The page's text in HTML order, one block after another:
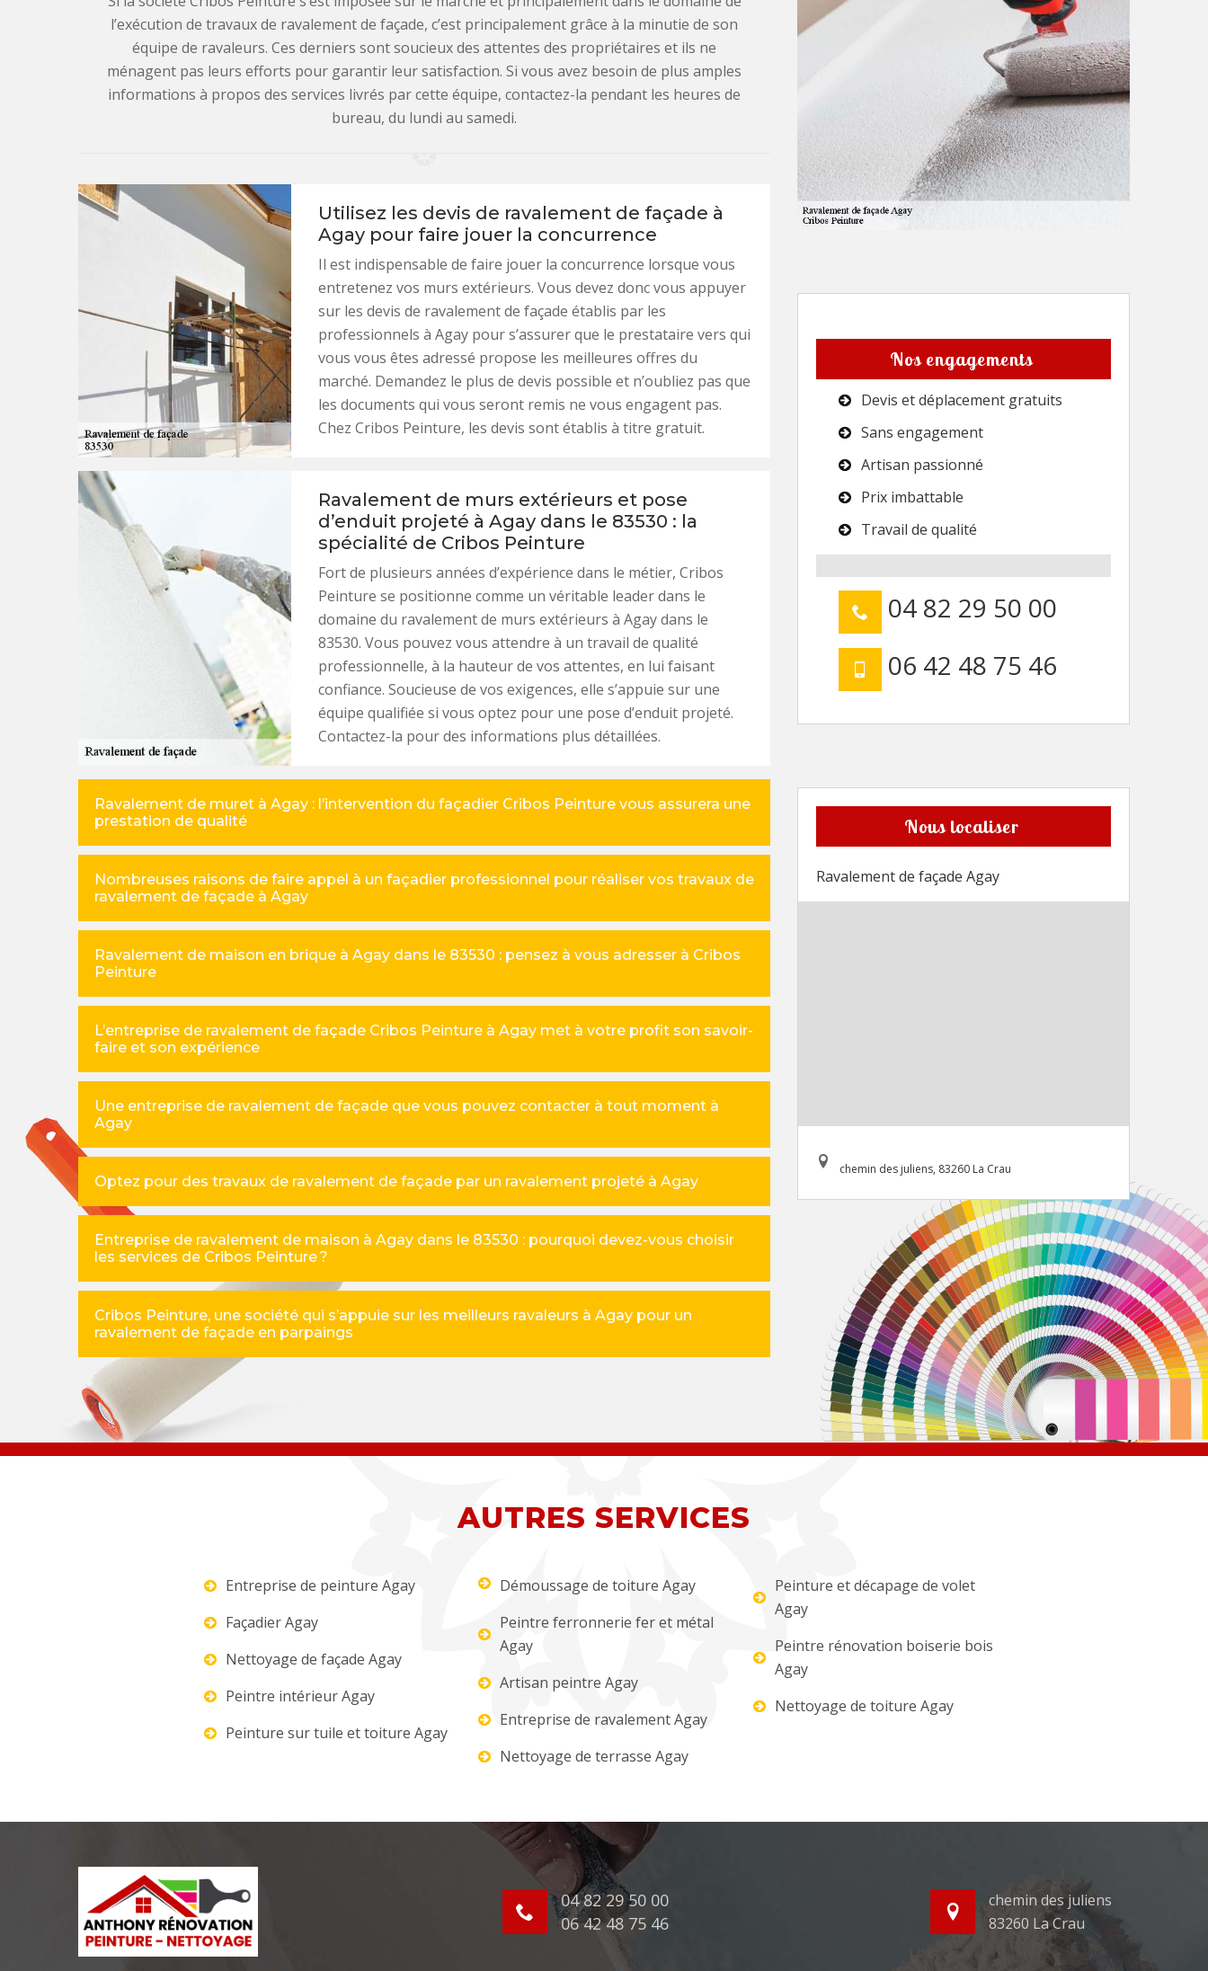
l’exécution de travaux de ravalement de façade, c’est principalement grâce à la minutie de son
équipe de ravaleurs. Ces derniers sont soucieux des attentes des propriétaires et ils ne
ménagent pas leurs efforts pour garantir leur satisfaction. Si vous avez besoin de plus amples
informations à propos des services livrés par cette équipe, contactez-la pendant les heures de
bureau, du lundi au samedi.
Utilisez les devis de ravalement de façade à
Agay pour faire jouer la concurrence
Il est indispensable de faire jouer la concurrence lorsque vous
entretenez vos murs extérieurs. Vous devez donc vous appuyer
sur les devis de ravalement de façade établis par les
professionnels à Agay pour s’assurer que le prestataire vers qui
vous vous êtes adressé propose les meilleures offres du
marché. Demandez le plus de devis possible et n’oubliez pas que
les documents qui vous seront remis ne vous engagent pas.
Chez Cribos Peinture, les devis sont établis à titre gratuit.
Ravalement de murs extérieurs et pose
d’enduit projeté à Agay dans le 83530 : la
spécialité de Cribos Peinture
Fort de plusieurs années d’expérience dans le métier, Cribos
Peinture se positionne comme un véritable leader dans le
domaine du ravalement de murs extérieurs à Agay dans le
83530. Vous pouvez vous attendre à un travail de qualité
professionnelle, à la hauteur de vos attentes, en lui faisant
confiance. Soucieuse de vos exigences, elle s’appuie sur une
équipe qualifiée si vous optez pour une pose d’enduit projeté.
Contactez-la pour des informations plus détaillées.
Ravalement de muret à Agay : l’intervention du façadier Cribos Peinture vous assurera une
prestation de qualité
Nombreuses raisons de faire appel à un façadier professionnel pour réaliser vos travaux de
ravalement de façade à Agay
Ravalement de maison en brique à Agay dans le 83530 : pensez à vous adresser à Cribos
Peinture
L’entreprise de ravalement de façade Cribos Peinture à Agay met à votre profit son savoir-
faire et son expérience
Une entreprise de ravalement de façade que vous pouvez contacter à tout moment à
Agay
Optez pour des travaux de ravalement de façade par un ravalement projeté à Agay
Entreprise de ravalement de maison à Agay dans le 83530 : pourquoi devez-vous choisir
les services de Cribos Peinture ?
Cribos Peinture, une société qui s’appuie sur les meilleurs ravaleurs à Agay pour un
ravalement de façade en parpaings
Nos engagements
Devis et déplacement gratuits
Sans engagement
Artisan passionné
Prix imbattable
Travail de qualité
04 82 29 50 00
06 42 48 75 46
Nous localiser
Ravalement de façade Agay
chemin des juliens, 83260 La Crau
AUTRES SERVICES
Entreprise de peinture Agay
Façadier Agay
Nettoyage de façade Agay
Peintre intérieur Agay
Peinture sur tuile et toiture Agay
Démoussage de toiture Agay
Peintre ferronnerie fer et métal
Agay
Artisan peintre Agay
Entreprise de ravalement Agay
Nettoyage de terrasse Agay
Peinture et décapage de volet
Agay
Peintre rénovation boiserie bois
Agay
Nettoyage de toiture Agay
04 82 29 50 00
06 42 48 75 46
chemin des juliens
83260 La Crau